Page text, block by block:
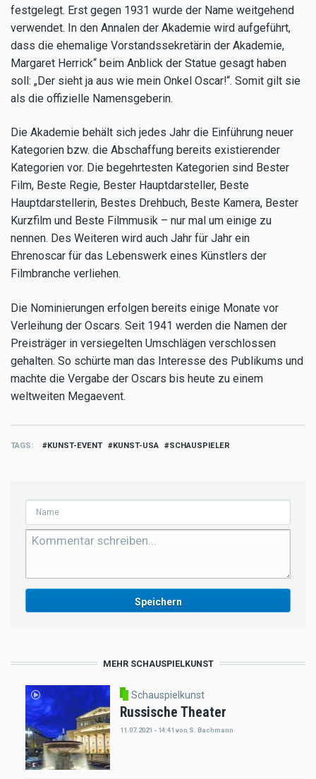
festgelegt. Erst gegen 1931 wurde der Name weitgehend
verwendet. In den Annalen der Akademie wird aufgeführt,
dass die ehemalige Vorstandssekretärin der Akademie,
Margaret Herrick“ beim Anblick der Statue gesagt haben
soll: „Der sieht ja aus wie mein Onkel Oscar!“. Somit gilt sie
als die offizielle Namensgeberin.
Die Akademie behält sich jedes Jahr die Einführung neuer
Kategorien bzw. die Abschaffung bereits existierender
Kategorien vor. Die begehrtesten Kategorien sind Bester
Film, Beste Regie, Bester Hauptdarsteller, Beste
Hauptdarstellerin, Bestes Drehbuch, Beste Kamera, Bester
Kurzfilm und Beste Filmmusik – nur mal um einige zu
nennen. Des Weiteren wird auch Jahr für Jahr ein
Ehrenoscar für das Lebenswerk eines Künstlers der
Filmbranche verliehen.
Die Nominierungen erfolgen bereits einige Monate vor
Verleihung der Oscars. Seit 1941 werden die Namen der
Preisträger in versiegelten Umschlägen verschlossen
gehalten. So schürte man das Interesse des Publikums und
machte die Vergabe der Oscars bis heute zu einem
weltweiten Megaevent.
TAGS KUNST-EVENT KUNST-USA SCHAUSPIELER
MEHR SCHAUSPIELKUNST
Schauspielkunst
Russische Theater
11.07.2021 - 14:41 von S. Bachmann